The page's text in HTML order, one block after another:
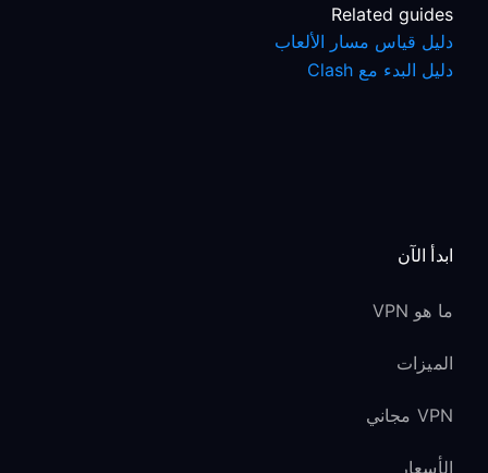
Related guides
دليل قياس مسار الألعاب
دليل البدء مع Clash
ابدأ الآن
ما هو VPN
الميزات
VPN مجاني
الأسعار